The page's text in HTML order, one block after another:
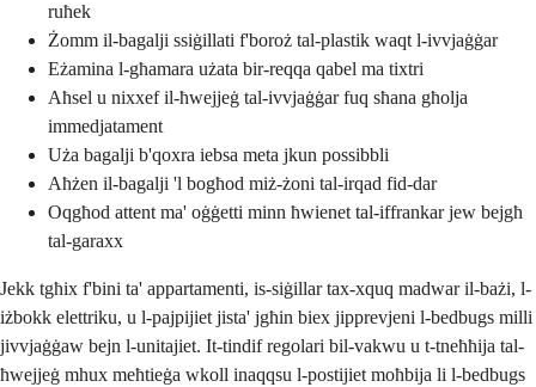
ruħek
Żomm il-bagalji ssiġillati f'boroż tal-plastik waqt l-ivvjaġġar
Eżamina l-għamara użata bir-reqqa qabel ma tixtri
Aħsel u nixxef il-ħwejjeġ tal-ivvjaġġar fuq sħana għolja
immedjatament
Uża bagalji b'qoxra iebsa meta jkun possibbli
Aħżen il-bagalji 'l bogħod miż-żoni tal-irqad fid-dar
Oqgħod attent ma' oġġetti minn ħwienet tal-iffrankar jew bejgħ
tal-garaxx
Jekk tgħix f'bini ta' appartamenti, is-siġillar tax-xquq madwar il-bażi, l-
iżbokk elettriku, u l-pajpijiet jista' jgħin biex jipprevjeni l-bedbugs milli
jivvjaġġaw bejn l-unitajiet. It-tindif regolari bil-vakwu u t-tneħħija tal-
ħwejjeġ mhux meħtieġa wkoll inaqqsu l-postijiet moħbija li l-bedbugs